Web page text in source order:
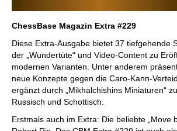
ChessBase Magazin Extra #229
Diese Extra-Ausgabe bietet 37 tiefgehende
der „Wundertüte“ und Video-Content zu
modernen Varianten. Unter anderem
neue Konzepte gegen die Caro-Kann-
ergänzt durch „Mikhalchishins Miniaturen“
Russisch und Schottisch.
Erstmals auch im Extra: Die beliebte „Move